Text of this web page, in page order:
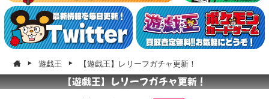
遊戯王 【遊戯王】レリーフガチャ更新！
【遊戯王】レリーフガチャ更新！